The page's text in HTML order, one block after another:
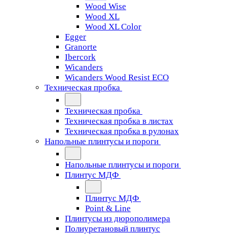
Wood Wise
Wood XL
Wood XL Color
Egger
Granorte
Ibercork
Wicanders
Wicanders Wood Resist ECO
Техническая пробка
Техническая пробка
Техническая пробка в листах
Техническая пробка в рулонах
Напольные плинтусы и пороги
Напольные плинтусы и пороги
Плинтус МДФ
Плинтус МДФ
Point & Line
Плинтусы из дюрополимера
Полиуретановый плинтус